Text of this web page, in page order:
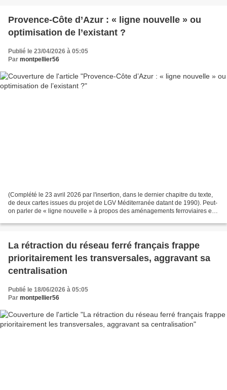
Provence-Côte d’Azur : « ligne nouvelle » ou
optimisation de l’existant ?
Publié le 23/04/2026 à 05:05
Par montpellier56
(Complété le 23 avril 2026 par l'insertion, dans le dernier chapitre du texte,
de deux cartes issues du projet de LGV Méditerranée datant de 1990). Peut-
on parler de « ligne nouvelle » à propos des aménagements ferroviaires en
La rétraction du réseau ferré français frappe
prioritairement les transversales, aggravant sa
centralisation
Publié le 18/06/2026 à 05:05
Par montpellier56